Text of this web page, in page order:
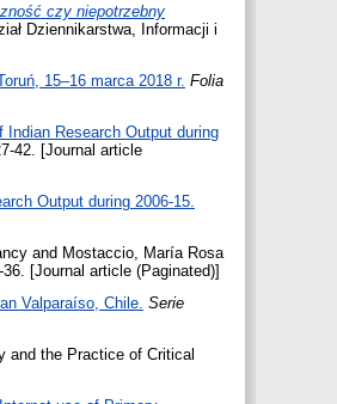
czy niepotrzebny
Dziennikarstwa, Informacji i
15–16 marca 2018 r. Folia
Indian Research Output during
42. [Journal article
Output during 2006-15.
and Mostaccio, María Rosa
[Journal article (Paginated)]
Valparaíso, Chile. Serie
and the Practice of Critical